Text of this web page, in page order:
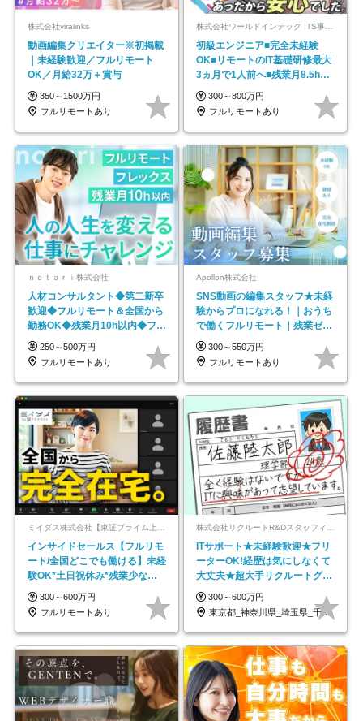
株式会社viralinks
動画編集クリエイター※初掲載
｜未経験歓迎／フルリモート
OK／月給32万＋賞与
350～1500万円
フルリモートあり
株式会社ワールドインテック ITS事業部【東証プライム上場グループ】
初級エンジニア■完全未経験
OK■リモートのIT基礎研修最大
3ヵ月で1人前へ■残業月8.5h■
安定基盤/STR
300～800万円
フルリモートあり
ｎｏｔａｒｉ株式会社
人材コンサルタント◆第二新卒
歓迎◆フルリモート＆全国から
勤務OK◆残業月10h以内◆フレ
ックス制
250～500万円
フルリモートあり
Apollon株式会社
SNS動画の編集スタッフ★未経
験からプロになれる！｜おうち
で働くフルリモート｜残業ゼロ
で18時退勤◎
300～550万円
フルリモートあり
インサイドセールス【フルリモ
ート/全国どこでも働ける】未経
験OK*土日祝休み*残業少なめ*
在宅勤務手当あり
300～600万円
フルリモートあり
ITサポート★未経験歓迎★フリ
ーターOK!経歴は気にしなくて
大丈夫★超大手リクルートグル
ープの正社員/sg
300～600万円
東京都_神奈川県_埼玉県_千葉県_大阪府…